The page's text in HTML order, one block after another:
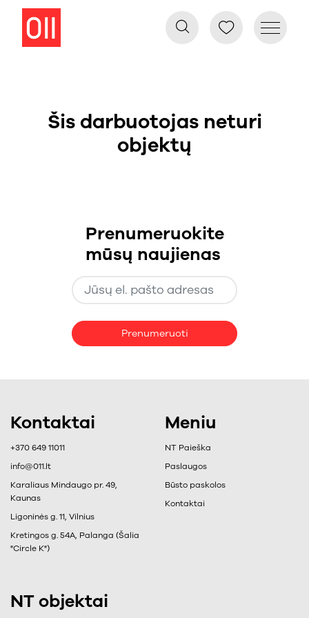
Šis darbuotojas neturi
objektų
Kontaktai
+370 649 11011
info@011.lt
Karaliaus Mindaugo pr. 49,
Kaunas
Ligoninės g. 11, Vilnius
Kretingos g. 54A, Palanga (Šalia
"Circle K")
Meniu
NT Paieška
Paslaugos
Būsto paskolos
Kontaktai
NT objektai
Prenumeruokite
mūsų naujienas
Prenumeruoti